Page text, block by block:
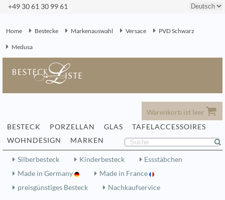
+49 30 61 30 99 61
Home Bestecke Markenauswahl Versace PVD Schwarz
Medusa
Warenkorb ist leer
BESTECK
PORZELLAN GLAS
TAFELACCESSOIRES
WOHNDESIGN
MARKEN
Silberbesteck Kinderbesteck
Essstäbchen
Made in Germany
Made in France
preisgünstiges Besteck
Nachkaufservice